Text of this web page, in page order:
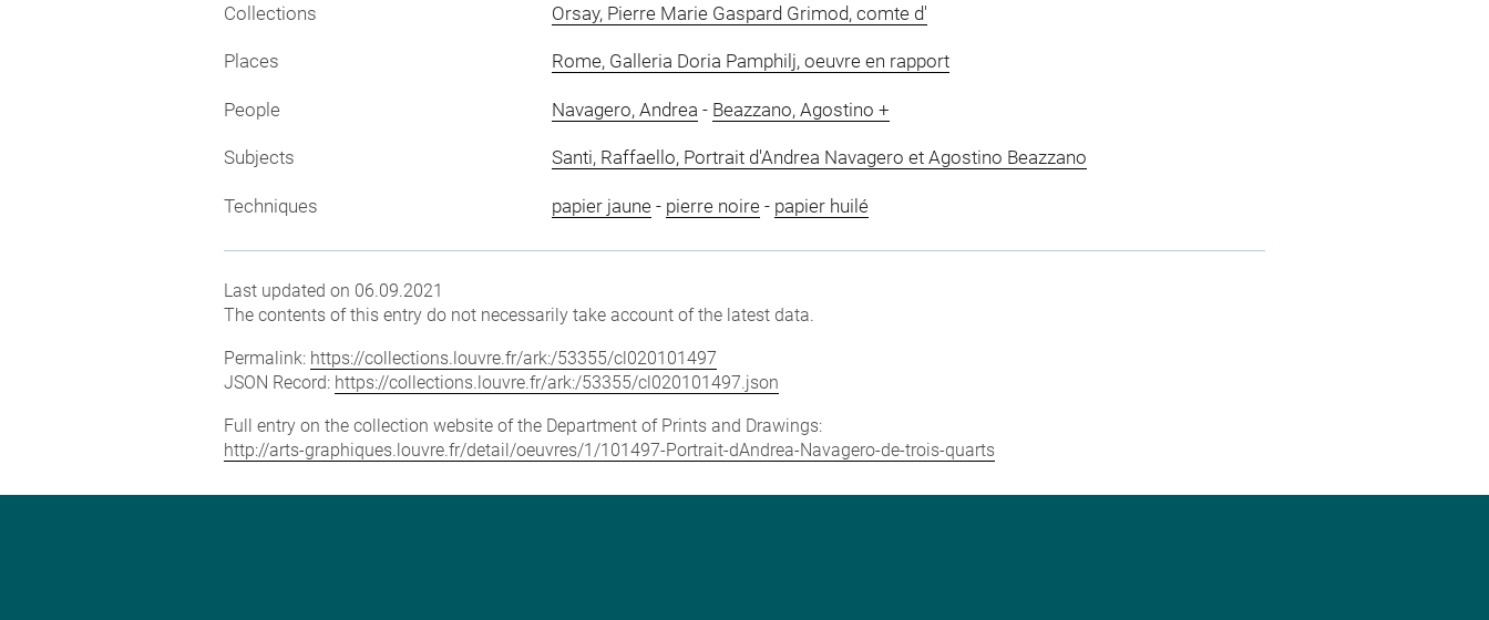
Collections Orsay, Pierre Marie Gaspard Grimod, comte d'
Places Rome, Galleria Doria Pamphilj, oeuvre en rapport
People Navagero, Andrea - Beazzano, Agostino +
Subjects Santi, Raffaello, Portrait d'Andrea Navagero et Agostino Beazzano
Techniques papier jaune- pierre noire- papier huilé
Last updated on 06.09.2021
The contents of this entry do not necessarily take account of the latest data.
Permalink: https://collections.louvre.fr/ark:/53355/cl020101497
JSON Record: https://collections.louvre.fr/ark:/53355/cl020101497.json
Full entry on the collection website of the Department of Prints and Drawings:
http://arts-graphiques.louvre.fr/detail/oeuvres/1/101497-Portrait-dAndrea-Navagero-de-trois-quarts